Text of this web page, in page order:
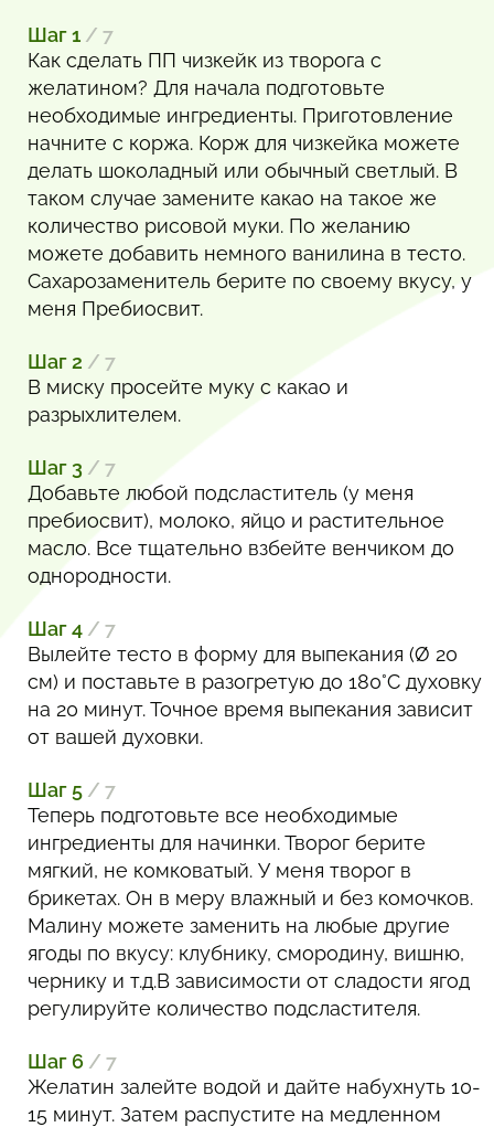
Шаг 1 / 7
Как сделать ПП чизкейк из творога с
желатином? Для начала подготовьте
необходимые ингредиенты. Приготовление
начните с коржа. Корж для чизкейка можете
делать шоколадный или обычный светлый. В
таком случае замените какао на такое же
количество рисовой муки. По желанию
можете добавить немного ванилина в тесто.
Сахарозаменитель берите по своему вкусу, у
меня Пребиосвит.
Шаг 2 / 7
В миску просейте муку с какао и
разрыхлителем.
Шаг 3 / 7
Добавьте любой подсластитель (у меня
пребиосвит), молоко, яйцо и растительное
масло. Все тщательно взбейте венчиком до
однородности.
Шаг 4 / 7
Вылейте тесто в форму для выпекания (Ø 20
см) и поставьте в разогретую до 180°С духовку
на 20 минут. Точное время выпекания зависит
от вашей духовки.
Шаг 5 / 7
Теперь подготовьте все необходимые
ингредиенты для начинки. Творог берите
мягкий, не комковатый. У меня творог в
брикетах. Он в меру влажный и без комочков.
Малину можете заменить на любые другие
ягоды по вкусу: клубнику, смородину, вишню,
чернику и т.д.В зависимости от сладости ягод
регулируйте количество подсластителя.
Шаг 6 / 7
Желатин залейте водой и дайте набухнуть 10-
15 минут. Затем распустите на медленном